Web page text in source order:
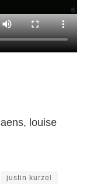
louise
justin kurzel